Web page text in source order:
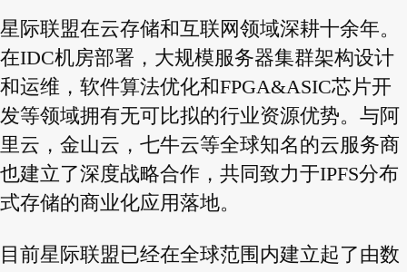
星际联盟在云存储和互联网领域深耕十余年。
在IDC机房部署，大规模服务器集群架构设计
和运维，软件算法优化和FPGA&ASIC芯片开
发等领域拥有无可比拟的行业资源优势。与阿
里云，金山云，七牛云等全球知名的云服务商
也建立了深度战略合作，共同致力于IPFS分布
式存储的商业化应用落地。
目前星际联盟已经在全球范围内建立起了由数